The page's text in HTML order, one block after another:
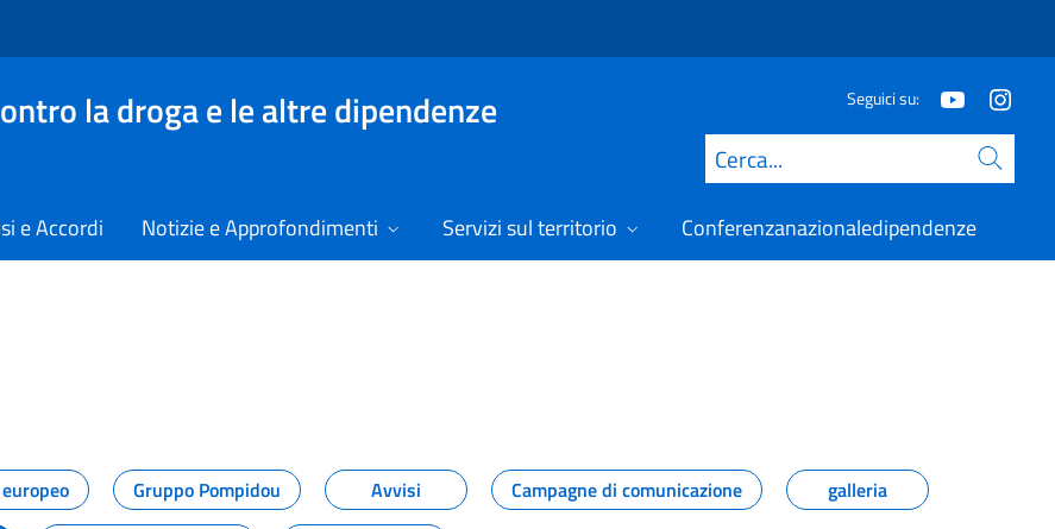
la droga e le altre dipendenze Seguici su:
Cerca
e Accordi Notizie e Approfondimenti Servizi sul territorio Conferenzanazionaledipendenze
Gruppo Pompidou Avvisi Campagne di comunicazione
galleria